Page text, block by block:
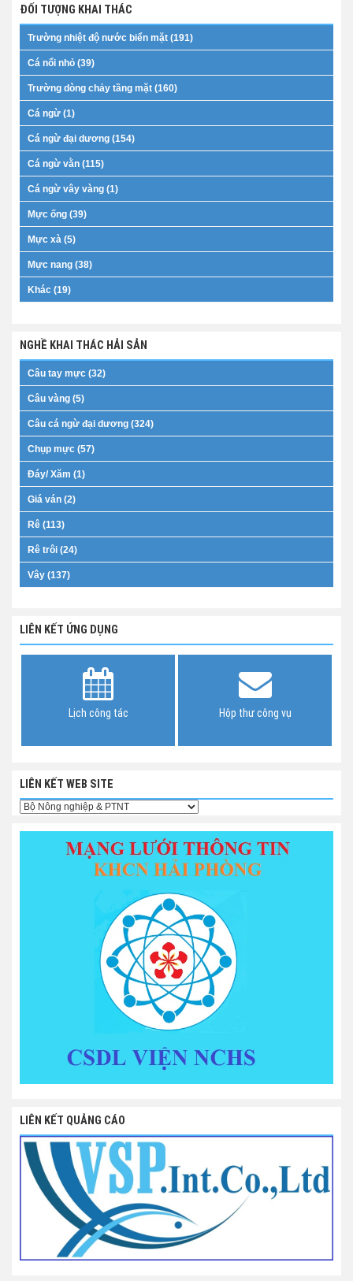
ĐỐI TƯỢNG KHAI THÁC
Trường nhiệt độ nước biển mặt (191)
Cá nổi nhỏ (39)
Trường dòng chảy tầng mặt (160)
Cá ngừ (1)
Cá ngừ đại dương (154)
Cá ngừ vằn (115)
Cá ngừ vây vàng (1)
Mực ống (39)
Mực xà (5)
Mực nang (38)
Khác (19)
NGHỀ KHAI THÁC HẢI SẢN
Câu tay mực (32)
Câu vàng (5)
Câu cá ngừ đại dương (324)
Chụp mực (57)
Đáy/ Xăm (1)
Giá ván (2)
Rê (113)
Rê trôi (24)
Vây (137)
LIÊN KẾT ỨNG DỤNG
Lịch công tác Hộp thư công vụ
LIÊN KẾT WEB SITE
LIÊN KẾT QUẢNG CÁO